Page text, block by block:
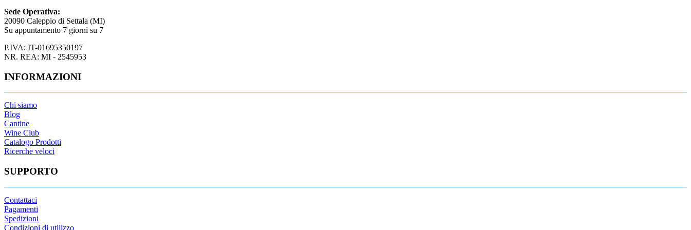
Sede Operativa:
20090 Caleppio di Settala (MI)
Su appuntamento 7 giorni su 7
P.IVA: IT-01695350197
NR. REA: MI - 2545953
INFORMAZIONI
Chi siamo
Blog
Cantine
Wine Club
Catalogo Prodotti
Ricerche veloci
SUPPORTO
Contattaci
Pagamenti
Spedizioni
Condizioni di utilizzo